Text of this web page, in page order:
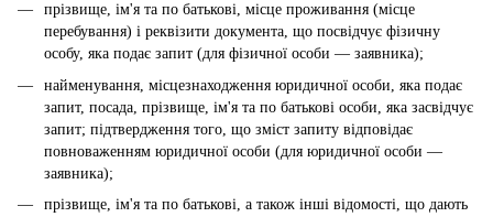
прізвище, ім'я та по батькові, місце проживання (місце
перебування) і реквізити документа, що посвідчує фізичну
особу, яка подає запит (для фізичної особи — заявника);
найменування, місцезнаходження юридичної особи, яка подає
запит, посада, прізвище, ім'я та по батькові особи, яка засвідчує
запит; підтвердження того, що зміст запиту відповідає
повноваженням юридичної особи (для юридичної особи —
заявника);
прізвище, ім'я та по батькові, а також інші відомості, що дають